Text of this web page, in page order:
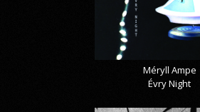
Méryll Ampe
Évry Night